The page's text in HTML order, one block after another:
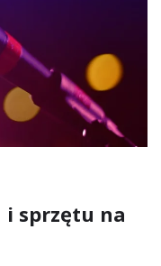
i sprzętu na